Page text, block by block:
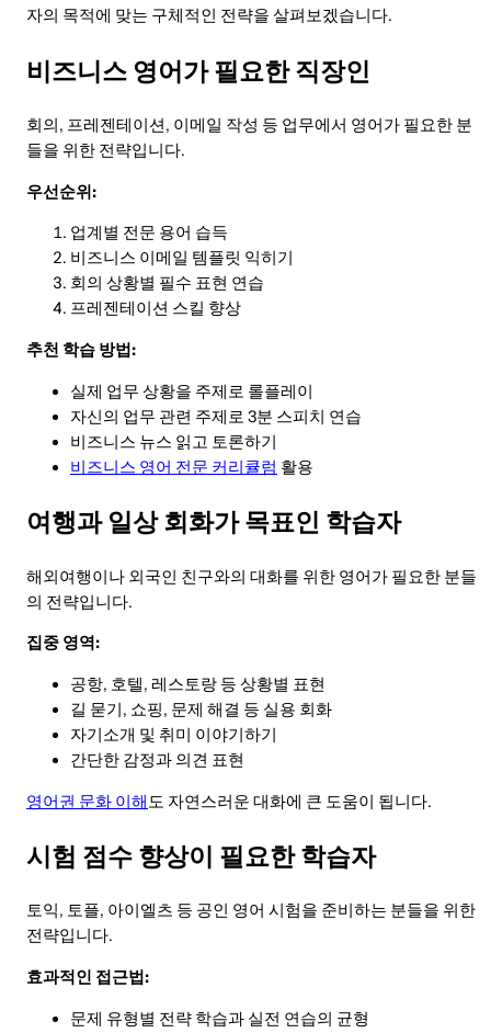
자의 목적에 맞는 구체적인 전략을 살펴보겠습니다.
비즈니스 영어가 필요한 직장인
회의, 프레젠테이션, 이메일 작성 등 업무에서 영어가 필요한 분
들을 위한 전략입니다.
우선순위:
업계별 전문 용어 습득
비즈니스 이메일 템플릿 익히기
회의 상황별 필수 표현 연습
프레젠테이션 스킬 향상
추천 학습 방법:
실제 업무 상황을 주제로 롤플레이
자신의 업무 관련 주제로 3분 스피치 연습
비즈니스 뉴스 읽고 토론하기
비즈니스 영어 전문 커리큘럼 활용
여행과 일상 회화가 목표인 학습자
해외여행이나 외국인 친구와의 대화를 위한 영어가 필요한 분들
의 전략입니다.
집중 영역:
공항, 호텔, 레스토랑 등 상황별 표현
길 묻기, 쇼핑, 문제 해결 등 실용 회화
자기소개 및 취미 이야기하기
간단한 감정과 의견 표현
영어권 문화 이해 도 자연스러운 대화에 큰 도움이 됩니다.
시험 점수 향상이 필요한 학습자
토익, 토플, 아이엘츠 등 공인 영어 시험을 준비하는 분들을 위한
전략입니다.
효과적인 접근법:
문제 유형별 전략 학습과 실전 연습의 균형